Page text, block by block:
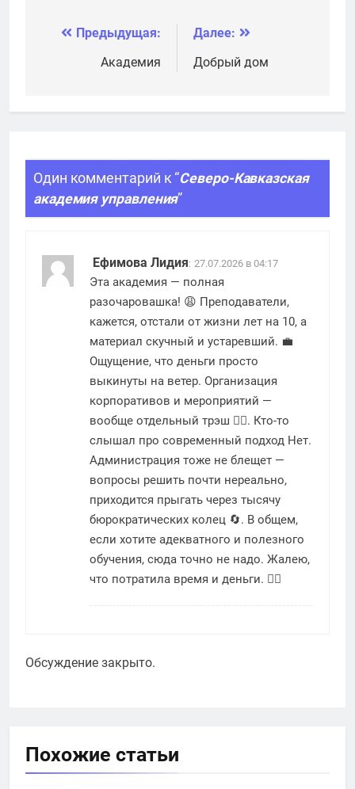
государственной
службы при
Президенте РФ
Навигация
Предыдущая:
Академия
Далее:
Добрый дом
Один комментарий к “Северо-Кавказская
академия управления”
Ефимова Лидия: 27.07.2026 в 04:17
Эта академия — полная
разочаровашка! 😩 Преподаватели,
кажется, отстали от жизни лет на 10, а
материал скучный и устаревший. 💼
Ощущение, что деньги просто
выкинуты на ветер. Организация
корпоративов и мероприятий —
вообще отдельный трэш 🤦‍♀️. Кто-то
слышал про современный подход Нет.
Администрация тоже не блещет —
вопросы решить почти нереально,
приходится прыгать через тысячу
бюрократических колец 🔄. В общем,
если хотите адекватного и полезного
обучения, сюда точно не надо. Жалею,
что потратила время и деньги. 🙅‍♀️
Обсуждение закрыто.
Похожие статьи